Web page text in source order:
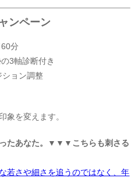
ンペーン
分
3軸診断付き
ョン調整
象を変えます。
たあなた。▼▼▼こちらも刺さる
若さや細さを追うのではなく、年